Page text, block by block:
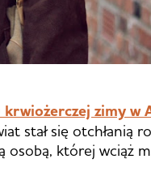
krwiożerczej zimy w
stał się otchłanią
osobą, której wciąż